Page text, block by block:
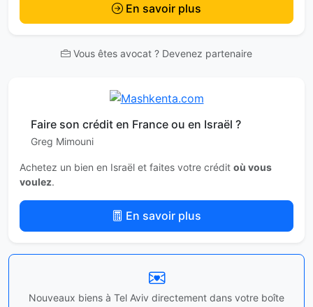
En savoir plus
Vous êtes avocat ? Devenez partenaire
Faire son crédit en France ou en Israël ?
Greg Mimouni
Achetez un bien en Israël et faites votre crédit où vous
voulez.
En savoir plus
Nouveaux biens à Tel Aviv directement dans votre boîte